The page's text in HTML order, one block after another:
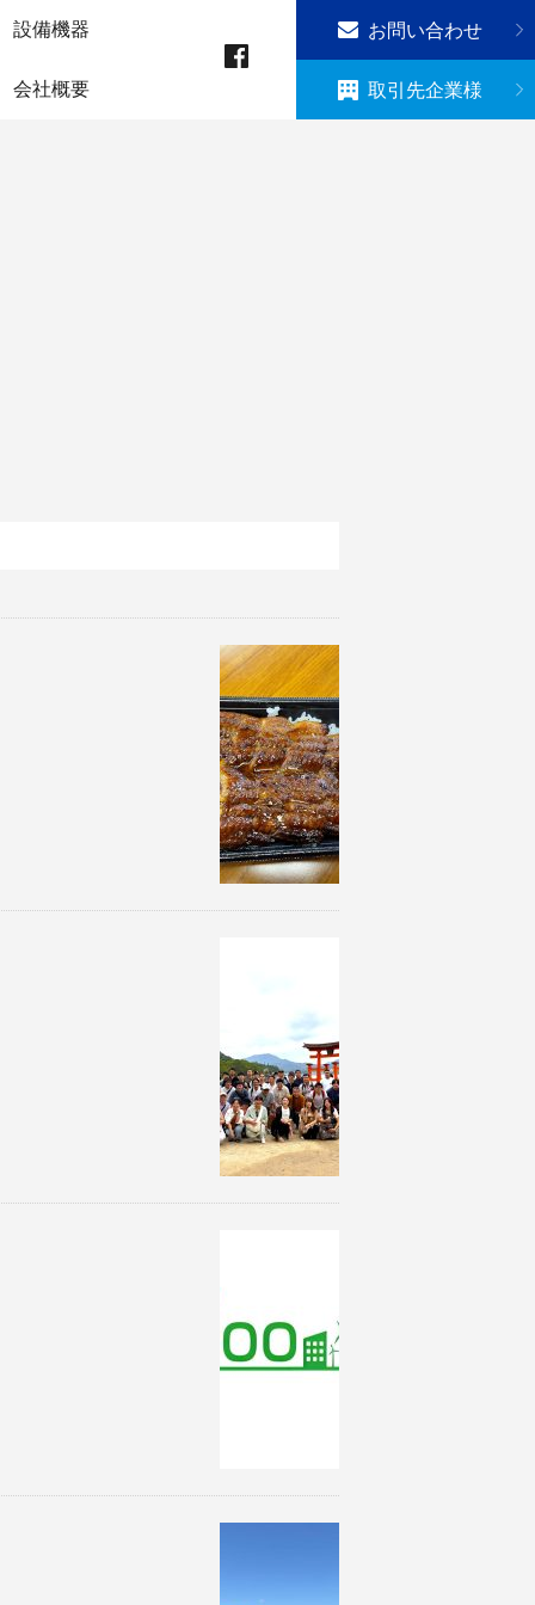
設備機器
会社概要
お問い合わせ
取引先企業様